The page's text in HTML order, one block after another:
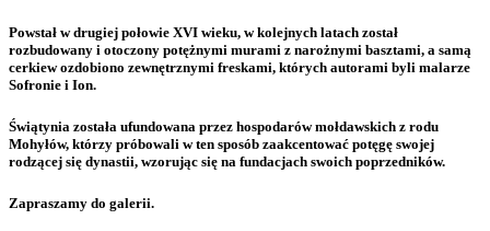
Powstał w drugiej połowie XVI wieku, w kolejnych latach został
rozbudowany i otoczony potężnymi murami z narożnymi basztami, a samą
cerkiew ozdobiono zewnętrznymi freskami, których autorami byli malarze
Sofronie i Ion.
Świątynia została ufundowana przez hospodarów mołdawskich z rodu
Mohyłów, którzy próbowali w ten sposób zaakcentować potęgę swojej
rodzącej się dynastii, wzorując się na fundacjach swoich poprzedników.
Zapraszamy do galerii.